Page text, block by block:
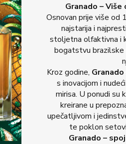
Granado – Više
Osnovan prije više od
najstarija i
stoljetna olfaktivna i
bogatstvu brazilske
Kroz godine, Granado
s inovacijom i
mirisa. U ponudi su
kreirane u
upečatljivom i
te poklon
Granado –